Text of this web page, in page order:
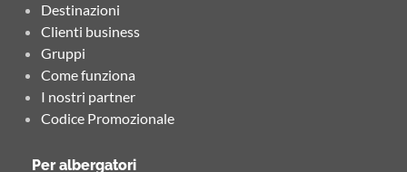
Destinazioni
Clienti business
Gruppi
Come funziona
I nostri partner
Codice Promozionale
Per albergatori